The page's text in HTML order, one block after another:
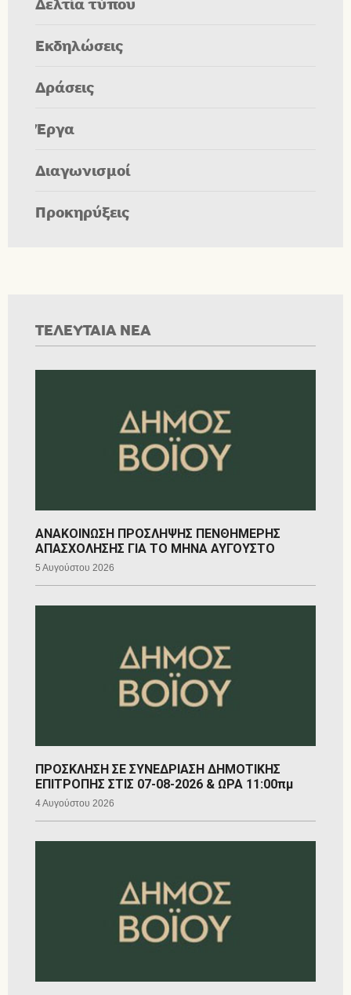
Εκδηλώσεις
Δράσεις
Έργα
Διαγωνισμοί
Προκηρύξεις
ΤΕΛΕΥΤΑΙΑ ΝΕΑ
ΑΝΑΚΟΙΝΩΣΗ ΠΡΟΣΛΗΨΗΣ ΠΕΝΘΗΜΕΡΗΣ
ΑΠΑΣΧΟΛΗΣΗΣ ΓΙΑ ΤΟ ΜΗΝΑ ΑΥΓΟΥΣΤΟ
5 Αυγούστου 2026
ΠΡΟΣΚΛΗΣΗ ΣΕ ΣΥΝΕΔΡΙΑΣΗ ΔΗΜΟΤΙΚΗΣ
ΕΠΙΤΡΟΠΗΣ ΣΤΙΣ 07-08-2026 & ΩΡΑ 11:00πμ
4 Αυγούστου 2026